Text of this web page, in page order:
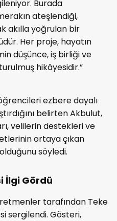
Burada
ateşlendiği,
akılla yoğrulan bir
Her proje, hayatın
düşünce, iş birliği ve
hikâyesidir.”
ezbere dayalı
belirten Akbulut,
velilerin destekleri ve
ortaya çıkan
söyledi.
İlgi Gördü
tarafından Teke
sergilendi. Gösteri,